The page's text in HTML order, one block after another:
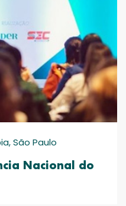
São Paulo
Nacional do